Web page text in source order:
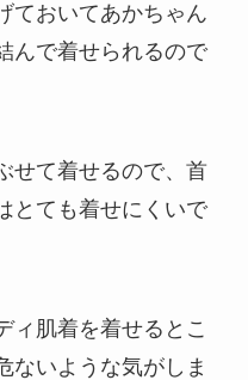
ておいてあかちゃん
んで着せられるので
せて着せるので、首
とても着せにくいで
ィ肌着を着せるとこ
ないような気がしま